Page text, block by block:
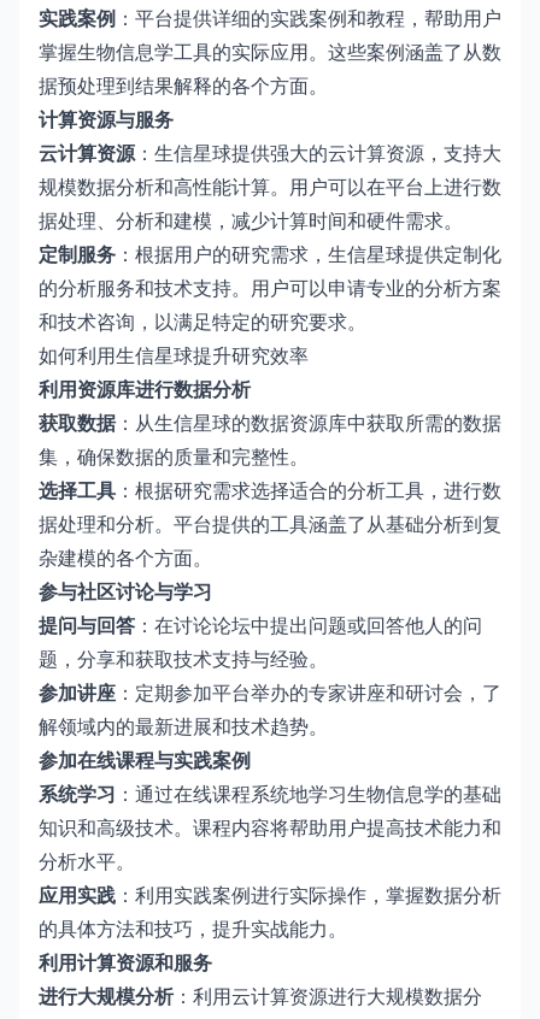
实践案例 ：平台提供详细的实践案例和教程，帮助用户
掌握生物信息学工具的实际应用。这些案例涵盖了从数
据预处理到结果解释的各个方面。
计算资源与服务
云计算资源：生信星球提供强大的云计算资源，支持大
规模数据分析和高性能计算。用户可以在平台上进行数
据处理、分析和建模，减少计算时间和硬件需求。
定制服务 ：根据用户的研究需求，生信星球提供定制化
的分析服务和技术支持。用户可以申请专业的分析方案
和技术咨询，以满足特定的研究要求。
如何利用生信星球提升研究效率
利用资源库进行数据分析
获取数据：从生信星球的数据资源库中获取所需的数据
集，确保数据的质量和完整性。
选择工具 ：根据研究需求选择适合的分析工具，进行数
据处理和分析。平台提供的工具涵盖了从基础分析到复
杂建模的各个方面。
参与社区讨论与学习
提问与回答 ：在讨论论坛中提出问题或回答他人的问
题，分享和获取技术支持与经验。
参加讲座 ：定期参加平台举办的专家讲座和研讨会，了
解领域内的最新进展和技术趋势。
参加在线课程与实践案例
系统学习 ：通过在线课程系统地学习生物信息学的基础
知识和高级技术。课程内容将帮助用户提高技术能力和
分析水平。
应用实践 ：利用实践案例进行实际操作，掌握数据分析
的具体方法和技巧，提升实战能力。
利用计算资源和服务
进行大规模分析：利用云计算资源进行大规模数据分